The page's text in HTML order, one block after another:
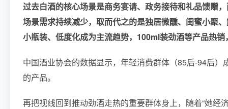
过去白酒的核心场景是商务宴请、政务接待和礼品馈赠
场景需求持续减少，取而代之的是独居微醺、闺蜜小聚
小瓶装、低度化成为主流趋势，100ml装劲酒等产品热
中国酒业协会的数据显示，年轻消费群体（85后-94后
的产品。
再把视线回到推动劲酒走热的重要群体身上，随着“她经